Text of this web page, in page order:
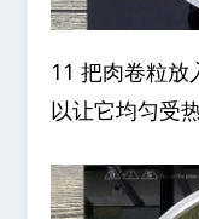
11 把肉卷粒放
以让它均匀受热